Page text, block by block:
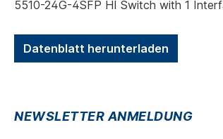
5510-24G-4SFP HI Switch with 1
Datenblatt herunterladen
NEWSLETTER ANMELDUNG